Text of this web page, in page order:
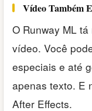
Vídeo Também
O Runway ML
vídeo. Você
especiais e até
apenas texto. E
After Effects.